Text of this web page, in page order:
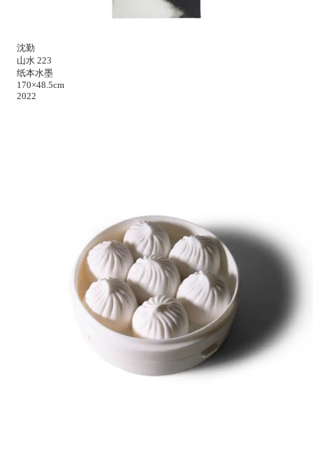
沈勤
山水 223
纸本水墨
170×48.5cm
2022